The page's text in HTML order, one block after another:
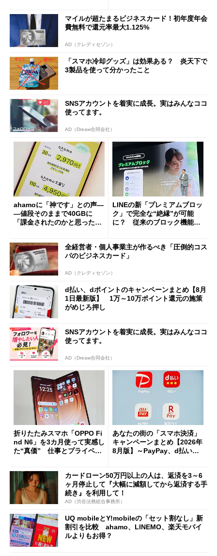
マイルが超たまるビジネスカード！初年度年会
費無料で還元率最大1.125%
AD（クレディセゾン）
「スマホ冷却グッズ」は効果ある？ 炎天下で
3製品を使って分かったこと
SNSアカウントを着実に成長。実はみんなココ
使ってます。
AD（Dreaw合同会社）
ahamoに「神です」との声―
―値段そのままで40GBに
「課金されたのかと思った」
LINEの新「プレミアムブロッ
ク」で完全な“絶縁”が可能
に？ 従来のブロック機能と
全経営者・個人事業主が作るべき「圧倒的コス
パのビジネスカード」
AD（クレディセゾン）
d払い、dポイントのキャンペーンまとめ【8月
1日最新版】 1万～10万ポイント還元の施策
がめじろ押し
SNSアカウントを着実に成長。実はみんなココ
使ってます。
AD（Dreaw合同会社）
折りたたみスマホ「OPPO Fi
nd N6」を3カ月使って実感し
た“真価” 仕事とプライベー
あなたの街の「スマホ決済」
キャンペーンまとめ【2026年
8月版】～PayPay、d払い、a
カードローン50万円以上の人は、返済を3～6
ヶ月停止して『大幅に減額してから返済する手
続き』を利用して！
AD（渋谷法務総合事務所）
UQ mobileとY!mobileの「セット割なし」新
割引を比較 ahamo、LINEMO、楽天モバイ
ルよりもお得？